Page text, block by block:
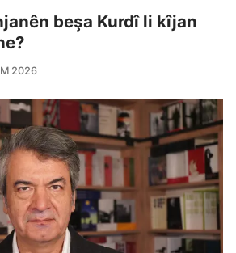
beşa Kurdî li kîjan
2026